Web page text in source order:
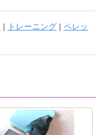
| トレーニング| ペレッ